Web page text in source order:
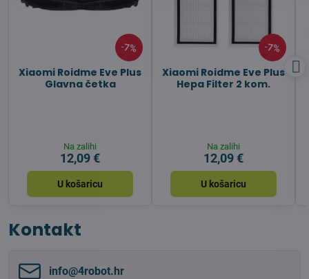
7%
Xiaomi Roidme Eve Plus
Glavna četka
Na zalihi
12,09 €
U košaricu
7%
Xiaomi Roidme Eve Plus
Hepa Filter 2 kom.
Na zalihi
12,09 €
U košaricu
Kontakt
info​@4robot​.hr